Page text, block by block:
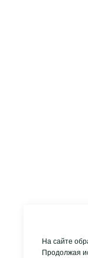
На сайте
Продолжая